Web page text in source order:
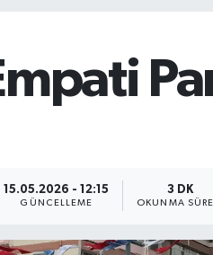
15.05.2026 - 12:15
GÜNCELLEME
3 DK
OKUNMA